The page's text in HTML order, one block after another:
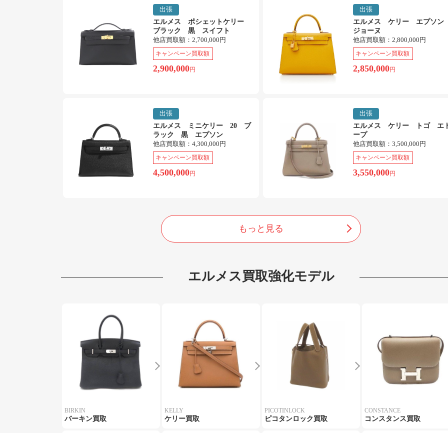
出張
エルメス ポシェットケリー
ブラック 黒 スイフト
他店買取額： 2,700,000円
キャンペーン買取額
2,900,000円
出張
エルメス ケリー エプソ
ジョーヌ
他店買取額： 2,800,000円
キャンペーン買取額
2,850,000円
出張
エルメス ミニケリー 20 ブ
ラック 黒 エプソン
他店買取額： 4,300,000円
キャンペーン買取額
4,500,000円
出張
エルメス ケリー トゴ エ
ープ
他店買取額： 3,500,000円
キャンペーン買取額
3,550,000円
もっと見る
エルメス買取強化モデル
BIRKIN
バーキン買取
KELLY
ケリー買取
PICOTINLOCK
ピコタンロック買取
CONSTANCE
コンスタンス買取